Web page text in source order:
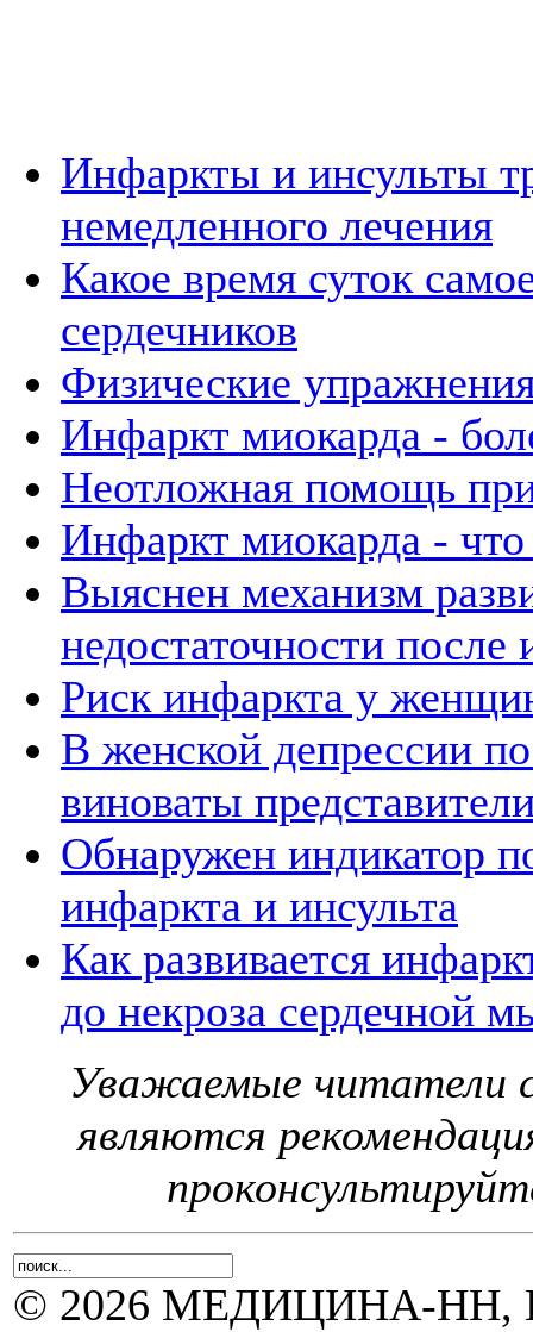
Инфаркты и инсульты
немедленного лечения
Какое время суток
сердечников
Физические
Инфаркт миокарда -
Неотложная помощь
Инфаркт миокарда - что
Выяснен механизм
недостаточности после
Риск инфаркта у
В женской депрессии
виноваты
Обнаружен индикатор
инфаркта и инсульта
Как развивается
до некроза сердечной
Уважаемые читатели
являются
© 2026 МЕДИЦИНА-НН,